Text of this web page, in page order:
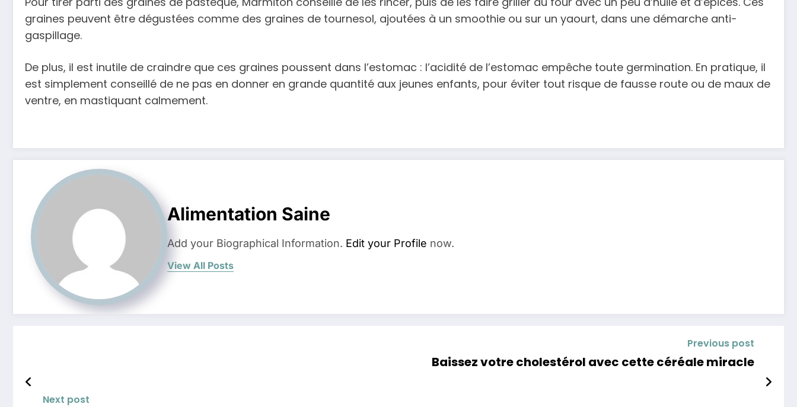
graines peuvent être dégustées comme des graines de tournesol, ajoutées à un smoothie ou sur un yaourt, dans une démarche anti-
gaspillage.
De plus, il est inutile de craindre que ces graines poussent dans l’estomac : l’acidité de l’estomac empêche toute germination. En pratique, il
est simplement conseillé de ne pas en donner en grande quantité aux jeunes enfants, pour éviter tout risque de fausse route ou de maux de
ventre, en mastiquant calmement.
Alimentation Saine
Add your Biographical Information. Edit your Profile now.
View All Posts
Previous post
Baissez votre cholestérol avec cette céréale miracle
Next post